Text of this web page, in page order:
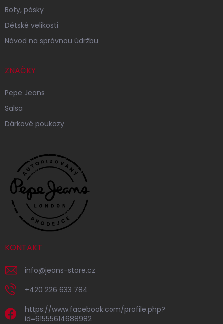
Boty, pásky
Dětské velikosti
Návod na správnou údržbu
ZNAČKY
Pepe Jeans
Salsa
Dárkové poukazy
KONTAKT
info@jeans-store.cz
+420 226 633 784
https://www.facebook.com/profile.php?
id=61555614688982